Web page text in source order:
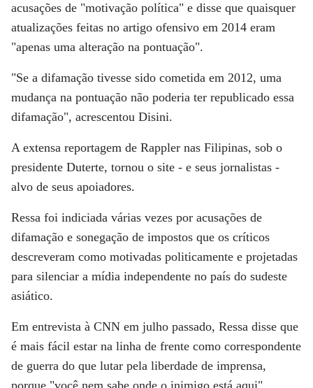
acusações de "motivação política" e disse que quaisquer
atualizações feitas no artigo ofensivo em 2014 eram
"apenas uma alteração na pontuação".
"Se a difamação tivesse sido cometida em 2012, uma
mudança na pontuação não poderia ter republicado essa
difamação", acrescentou Disini.
A extensa reportagem de Rappler nas Filipinas, sob o
presidente Duterte, tornou o site - e seus jornalistas -
alvo de seus apoiadores.
Ressa foi indiciada várias vezes por acusações de
difamação e sonegação de impostos que os críticos
descreveram como motivadas politicamente e projetadas
para silenciar a mídia independente no país do sudeste
asiático.
Em entrevista à CNN em julho passado, Ressa disse que
é mais fácil estar na linha de frente como correspondente
de guerra do que lutar pela liberdade de imprensa,
porque "você nem sabe onde o inimigo está aqui".